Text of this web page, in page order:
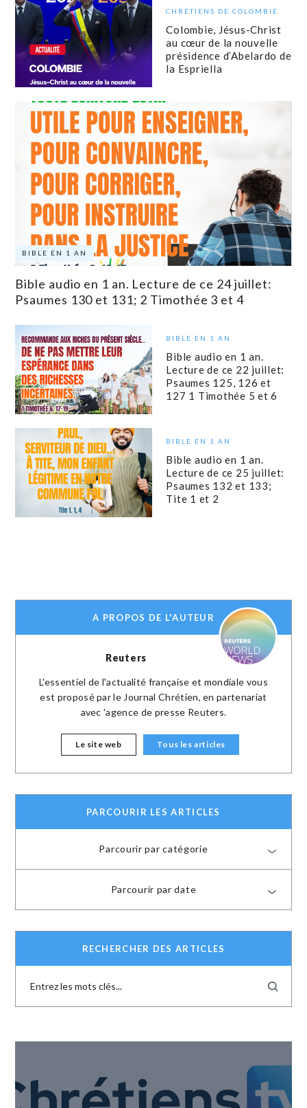
CHRÉTIENS DE COLOMBIE
Colombie, Jésus-Christ
au cœur de la nouvelle
présidence d’Abelardo de
la Espriella
BIBLE EN 1 AN
Bible audio en 1 an. Lecture de ce 24 juillet:
Psaumes 130 et 131; 2 Timothée 3 et 4
BIBLE EN 1 AN
Bible audio en 1 an.
Lecture de ce 22 juillet:
Psaumes 125, 126 et
127 1 Timothée 5 et 6
BIBLE EN 1 AN
Bible audio en 1 an.
Lecture de ce 25 juillet:
Psaumes 132 et 133;
Tite 1 et 2
A PROPOS DE L'AUTEUR
Reuters
L'essentiel de l'actualité française et mondiale vous
est proposé par le Journal Chrétien, en partenariat
avec 'agence de presse Reuters.
Le site web Tous les articles
PARCOURIR LES ARTICLES
Parcourir par catégorie
Parcourir par date
RECHERCHER DES ARTICLES